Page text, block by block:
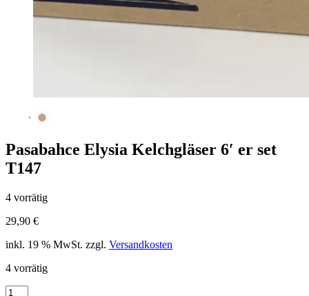
Pasabahce Elysia Kelchgläser 6′ er set
T147
4 vorrätig
29,90 €
inkl. 19 % MwSt. zzgl. Versandkosten
4 vorrätig
Pasabahce